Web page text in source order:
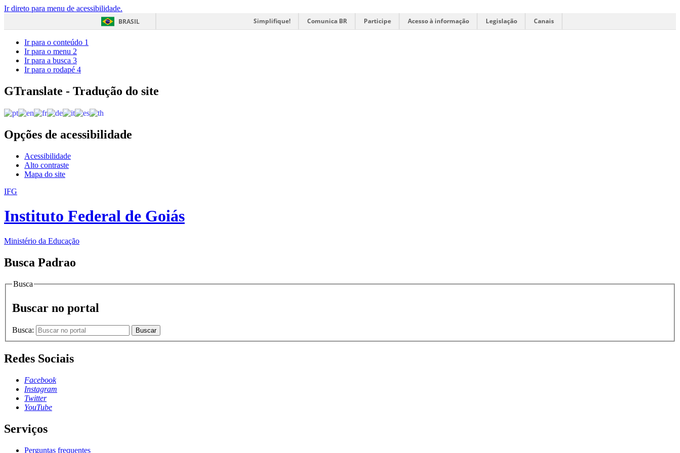
Ir direto para menu de acessibilidade.
BRASIL
Simplifique! Comunica BR Participe Acesso à informação Legislação Canais
Ir para o conteúdo 1
Ir para o menu 2
Ir para a busca 3
Ir para o rodapé 4
GTranslate - Tradução do site
Opções de acessibilidade
Acessibilidade
Alto contraste
Mapa do site
IFG
Instituto Federal de Goiás
Ministério da Educação
Busca Padrao
Busca
Buscar no portal
Busca: Buscar
Redes Sociais
Facebook
Instagram
Twitter
YouTube
Serviços
Perguntas frequentes